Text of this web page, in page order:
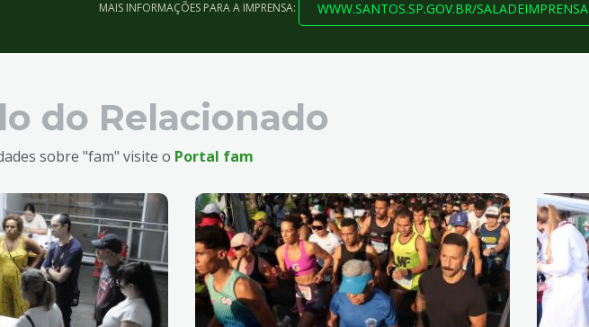
MAIS INFORMAÇÕES PARA A IMPRENSA: WWW.SANTOS.SP.GOV.BR/SALADEIMPRENSA
do Relacionado
sobre "fam" visite o Portal fam